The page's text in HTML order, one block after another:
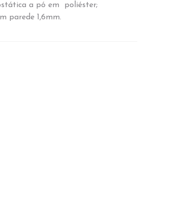
a pó em poliéster;
parede 1,6mm.